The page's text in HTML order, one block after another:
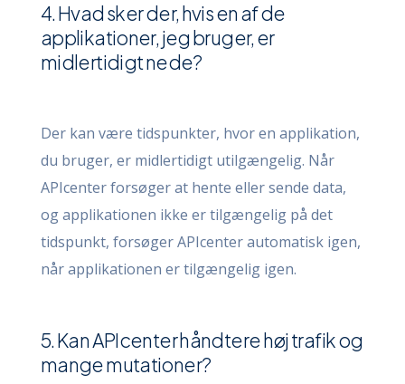
4. Hvad sker der, hvis en af de
applikationer, jeg bruger, er
midlertidigt nede?
Der kan være tidspunkter, hvor en applikation,
du bruger, er midlertidigt utilgængelig. Når
APIcenter forsøger at hente eller sende data,
og applikationen ikke er tilgængelig på det
tidspunkt, forsøger APIcenter automatisk igen,
når applikationen er tilgængelig igen.
5. Kan APIcenter håndtere høj trafik og
mange mutationer?